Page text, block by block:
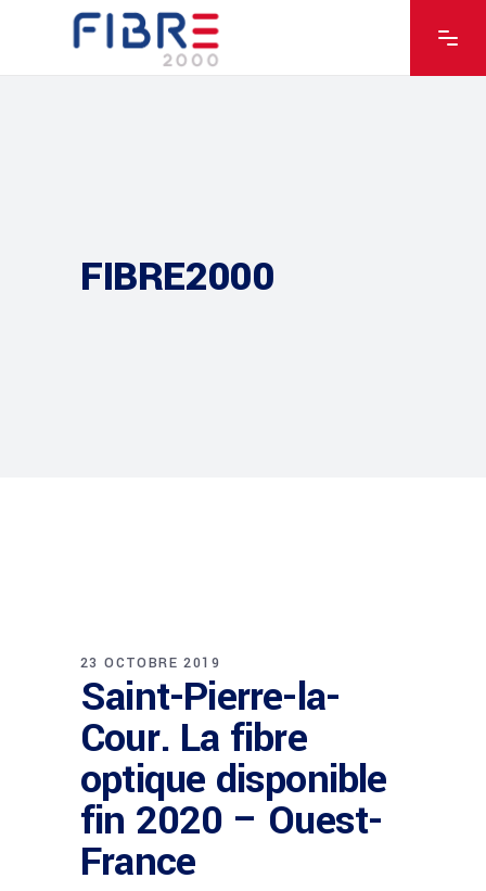
FIBRE2000
23 OCTOBRE 2019
Saint-Pierre-la-
Cour. La fibre
optique disponible
fin 2020 – Ouest-
France